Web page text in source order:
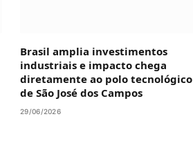
Brasil amplia investimentos
industriais e impacto chega
diretamente ao polo tecnológico
de São José dos Campos
29/06/2026